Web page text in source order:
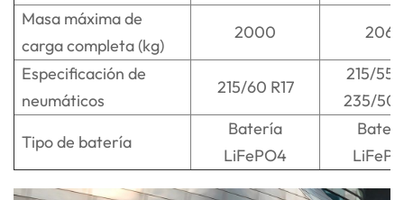
Masa máxima de
carga completa (kg)
2000
2065
Especificación de
neumáticos
215/60 R17
215/55
235/50
Tipo de batería
Batería
LiFePO4